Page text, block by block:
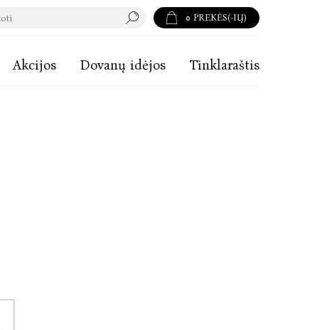
0 PREKĖS(-IŲ)
Akcijos Dovanų idėjos Tinklaraštis